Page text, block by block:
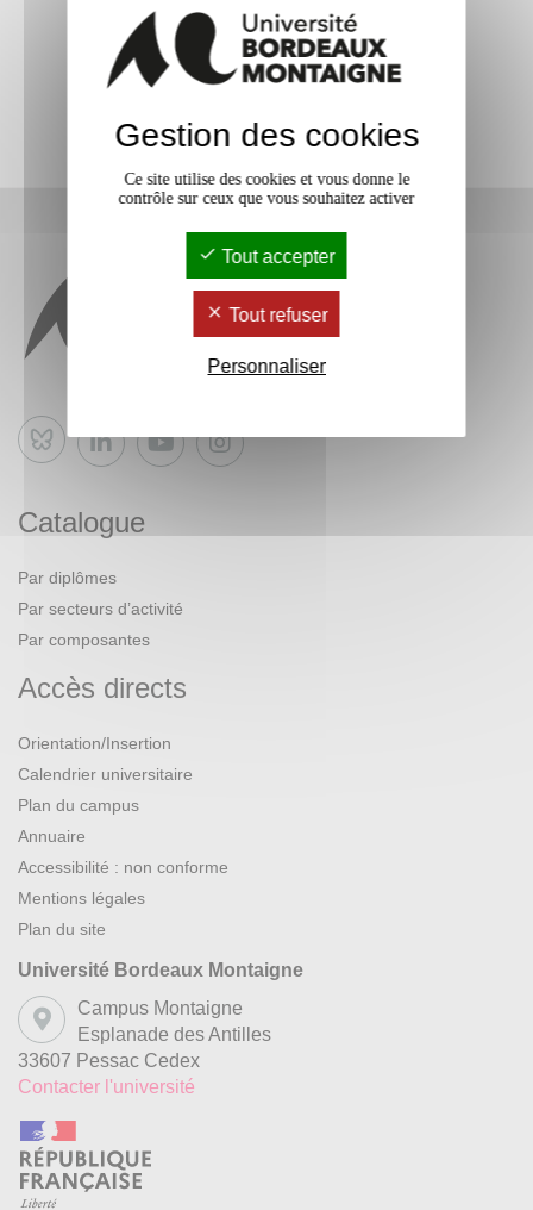
Bluesky
Catalogue
Par diplômes
Par secteurs d’activité
Par composantes
Accès directs
Orientation/Insertion
Calendrier universitaire
Plan du campus
Annuaire
Accessibilité : non conforme
Mentions légales
Plan du site
Université Bordeaux Montaigne
Campus Montaigne
Esplanade des Antilles
33607 Pessac Cedex
Contacter l'université
Gestion des cookies
Ce site utilise des cookies et vous donne le
contrôle sur ceux que vous souhaitez activer
Tout accepter
Tout refuser
Personnaliser